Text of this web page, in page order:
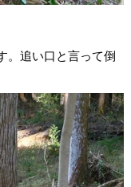
。追い口と言って倒